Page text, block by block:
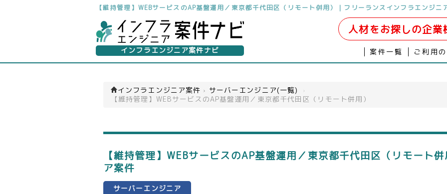
【維持管理】WEBサービスのAP基盤運用／東京都千代田区（リモート併用）｜フリーランスインフラエンジニ
インフラエンジニア案件ナビ
人材をお探しの企業
案件一覧 ご利用
インフラエンジニア案件 › サーバーエンジニア(一覧)
›
【維持管理】WEBサービスのAP基盤運用／東京都千代田区（リモート併用）
【維持管理】WEBサービスのAP基盤運用／東京都千代田区（リモート
ア案件
サーバーエンジニア